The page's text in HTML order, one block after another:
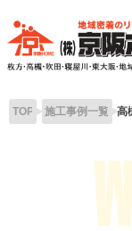
content
TOP 施工事例一覧 高